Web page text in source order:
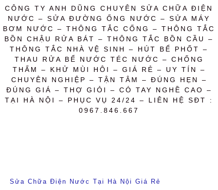
CÔNG TY ANH DŨNG CHUYÊN SỬA CHỮA ĐIỆN
NƯỚC – SỬA ĐƯỜNG ỐNG NƯỚC – SỬA MÁY
BƠM NƯỚC – THÔNG TẮC CỐNG – THÔNG TẮC
BỒN CHẬU RỬA BÁT – THÔNG TẮC BỒN CẦU –
THÔNG TẮC NHÀ VỆ SINH – HÚT BỂ PHỐT –
THAU RỬA BỂ NƯỚC TÉC NƯỚC – CHỐNG
THẤM – KHỬ MÙI HÔI – GIÁ RẺ – UY TÍN –
CHUYÊN NGHIỆP – TẬN TÂM – ĐÚNG HẸN –
ĐÚNG GIÁ – THỢ GIỎI – CÓ TAY NGHỀ CAO –
TẠI HÀ NỘI – PHỤC VỤ 24/24 – LIÊN HỆ SĐT :
0967.846.667
Sửa Chữa Điện Nước Tại Hà Nội Giá Rẻ